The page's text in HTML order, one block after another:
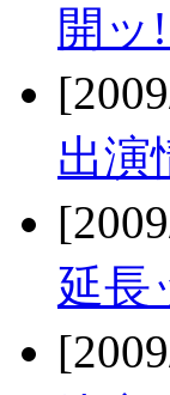
開ッ
出演
延長